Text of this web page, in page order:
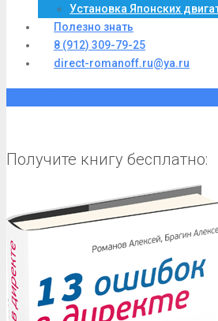
Установка Японских
Полезно знать
8 (912) 309-79-25
direct-romanoff.ru@ya.ru
Получите книгу бесплатно: